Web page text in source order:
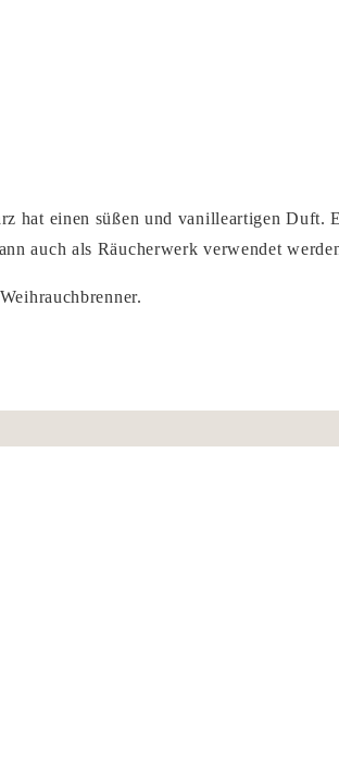
hat einen süßen und vanilleartigen
auch als Räucherwerk verwendet